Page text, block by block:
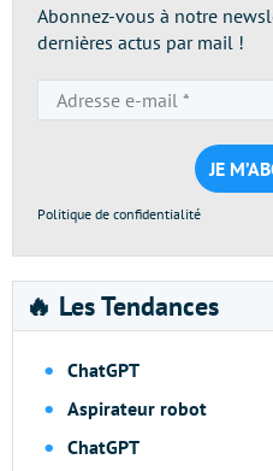
Abonnez-vous à notre
dernières actus par mail !
Politique de confidentialité
🔥 Les Tendances
ChatGPT
Aspirateur robot
ChatGPT